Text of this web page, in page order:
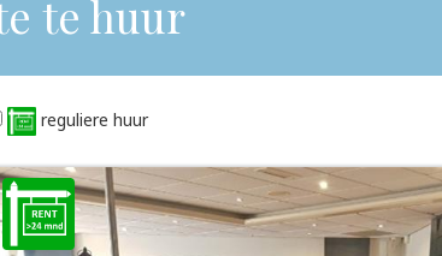
te huur
reguliere huur